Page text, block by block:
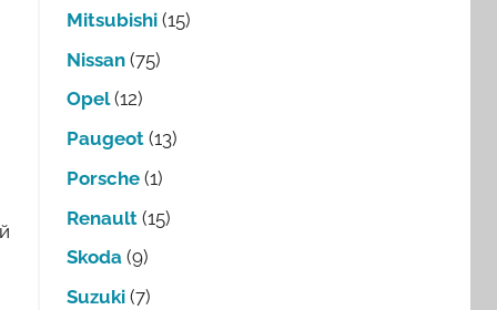
Mitsubishi(15)
Nissan(75)
Opel(12)
Paugeot(13)
Porsche(1)
Renault(15)
Skoda(9)
Suzuki(7)